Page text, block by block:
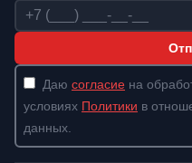
Телефон
Даю согласие на
условиях Политики в
данных.